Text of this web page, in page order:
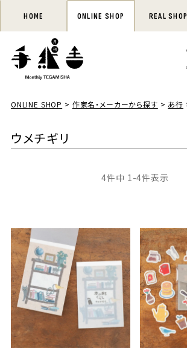
HOME ONLINE SHOP REAL SHOP
ONLINE SHOP 作家名・メーカーから探す あ行
ウメチギリ
4件中 1 -4件表示